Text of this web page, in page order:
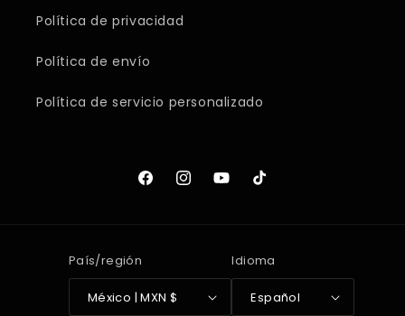
Política de privacidad
Política de envío
Política de servicio personalizado
FacebookInstagramYouTubeTikTok
País/región
México | MXN $
Idioma
Español